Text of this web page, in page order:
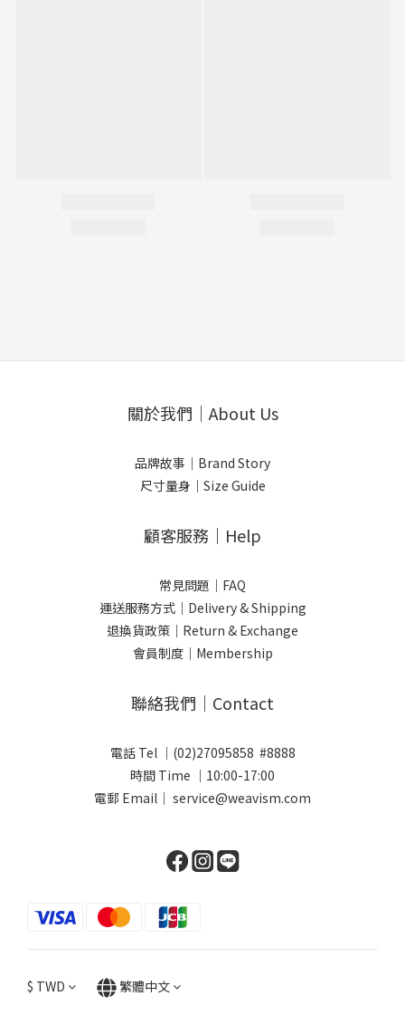
關於我們｜About Us
品牌故事｜Brand Story
尺寸量身｜Size Guide
顧客服務｜Help
常見問題｜FAQ
運送服務方式｜Delivery & Shipping
退換貨政策｜Return & Exchange
會員制度｜Membership
聯絡我們｜Contact
電話 Tel ｜(02)27095858 #8888
時間 Time ｜10:00-17:00
電郵 Email｜ service@weavism.com
$ TWD 繁體中文